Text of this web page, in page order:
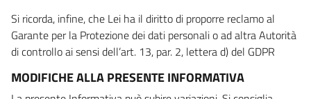
Si ricorda, infine, che Lei ha il diritto di proporre reclamo al
Garante per la Protezione dei dati personali o ad altra Autorità
di controllo ai sensi dell’art. 13, par. 2, lettera d) del GDPR
MODIFICHE ALLA PRESENTE INFORMATIVA